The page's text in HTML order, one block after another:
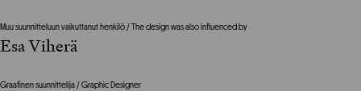
Muu suunnitteluun vaikuttanut henkilö / The design was also influenced by
Esa Viherä
Graafinen suunnittelija / Graphic Designer